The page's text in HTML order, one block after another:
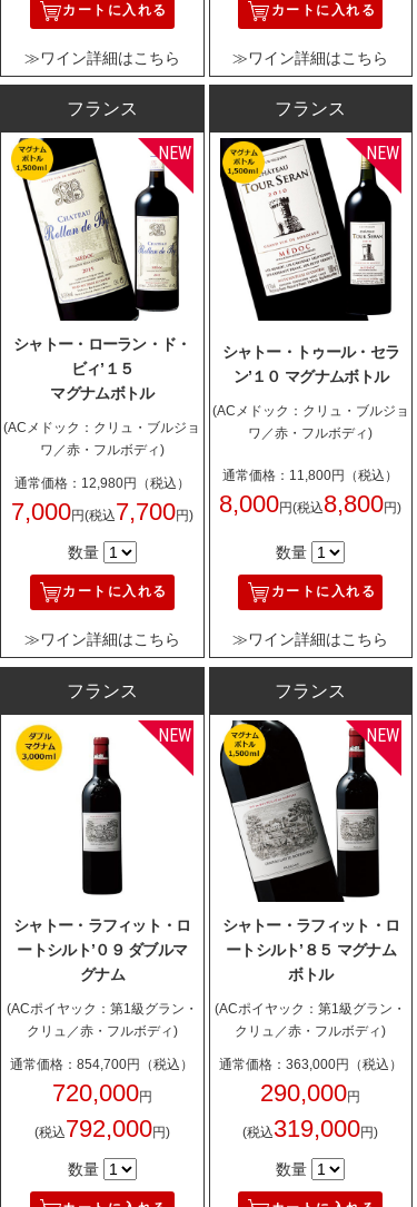
カートに入れる
≫ワイン詳細はこちら
カートに入れる
≫ワイン詳細はこちら
フランス
シャトー・ローラン・ド・
ビィ’１５
マグナムボトル
(ACメドック：クリュ・ブルジョ
ワ／赤・フルボディ)
通常価格：12,980円（税込）
7,000円(税込7,700円)
数量
カートに入れる
≫ワイン詳細はこちら
フランス
シャトー・トゥール・セラ
ン’１０ マグナムボトル
(ACメドック：クリュ・ブルジョ
ワ／赤・フルボディ)
通常価格：11,800円（税込）
8,000円(税込8,800円)
数量
カートに入れる
≫ワイン詳細はこちら
フランス
シャトー・ラフィット・ロ
ートシルト’０９ ダブルマ
グナム
(ACポイヤック：第1級グラン・
クリュ／赤・フルボディ)
通常価格：854,700円（税込）
720,000円
(税込792,000円)
数量
フランス
シャトー・ラフィット・ロ
ートシルト’８５ マグナム
ボトル
(ACポイヤック：第1級グラン・
クリュ／赤・フルボディ)
通常価格：363,000円（税込）
290,000円
(税込319,000円)
数量